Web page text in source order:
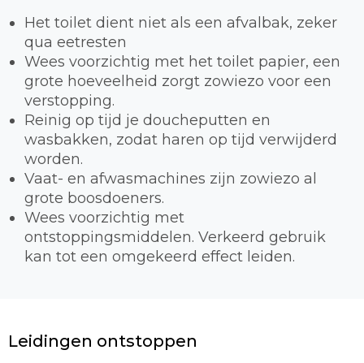
Het toilet dient niet als een afvalbak, zeker
qua eetresten
Wees voorzichtig met het toilet papier, een
grote hoeveelheid zorgt zowiezo voor een
verstopping.
Reinig op tijd je doucheputten en
wasbakken, zodat haren op tijd verwijderd
worden.
Vaat- en afwasmachines zijn zowiezo al
grote boosdoeners.
Wees voorzichtig met
ontstoppingsmiddelen. Verkeerd gebruik
kan tot een omgekeerd effect leiden.
Leidingen ontstoppen